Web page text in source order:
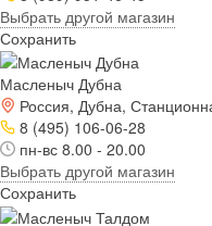
Выбрать другой магазин
Сохранить
Масленыч Дубна
Россия, Дубна,
8 (495) 106-06-28
пн-вс 8.00 - 20.00
Выбрать другой магазин
Сохранить